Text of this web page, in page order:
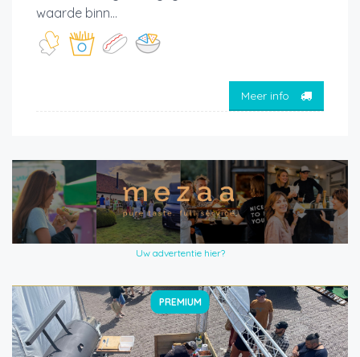
waarde binn...
Meer info
Uw advertentie hier?
PREMIUM